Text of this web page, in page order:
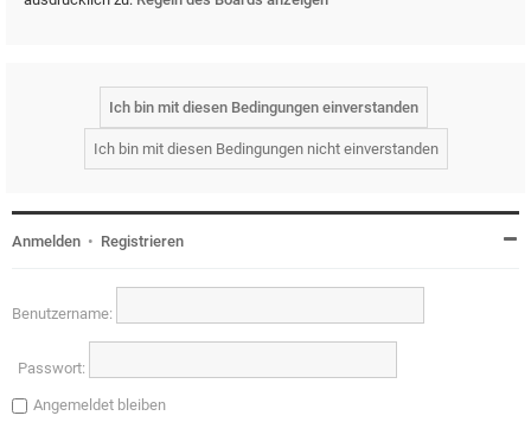
Anmelden • Registrieren
Benutzername:
Passwort:
Angemeldet bleiben